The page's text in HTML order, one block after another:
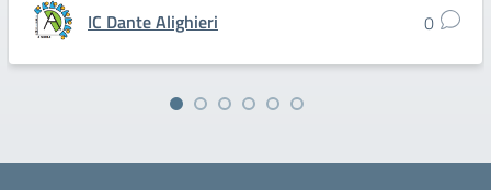
IC Dante Alighieri 0